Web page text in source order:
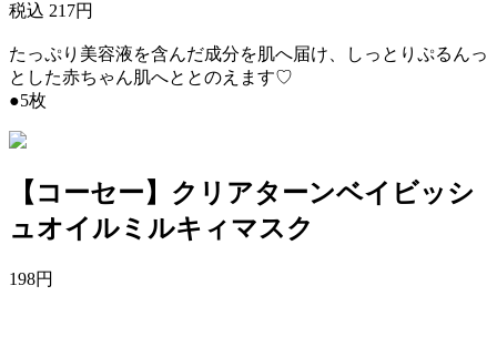
税込 217円
たっぷり美容液を含んだ成分を肌へ届け、しっとりぷるんっ
とした赤ちゃん肌へととのえます♡
●5枚
【コーセー】クリアターンベイビッシ
ュオイルミルキィマスク
198円